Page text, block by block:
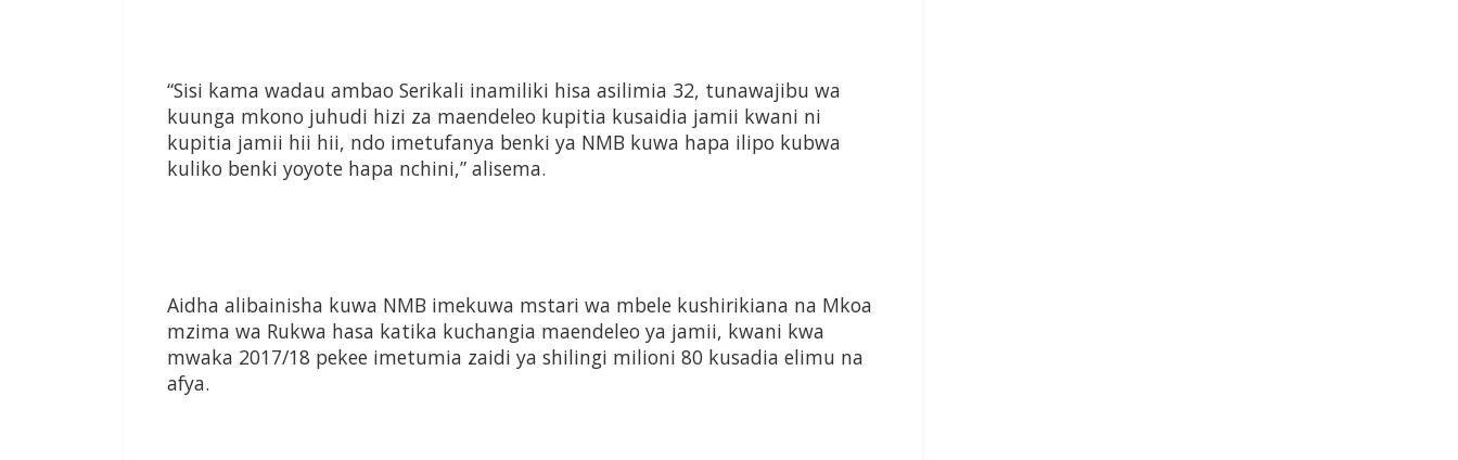
“Sisi kama wadau ambao Serikali inamiliki hisa asilimia 32, tunawajibu wa
kuunga mkono juhudi hizi za maendeleo kupitia kusaidia jamii kwani ni
kupitia jamii hii hii, ndo imetufanya benki ya NMB kuwa hapa ilipo kubwa
kuliko benki yoyote hapa nchini,” alisema.
Aidha alibainisha kuwa NMB imekuwa mstari wa mbele kushirikiana na Mkoa
mzima wa Rukwa hasa katika kuchangia maendeleo ya jamii, kwani kwa
mwaka 2017/18 pekee imetumia zaidi ya shilingi milioni 80 kusadia elimu na
afya.